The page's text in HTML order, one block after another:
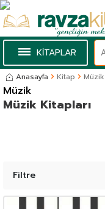
KİTAPLAR
Anasayfa Kitap Müzik
Müzik
Müzik Kitapları
Filtre